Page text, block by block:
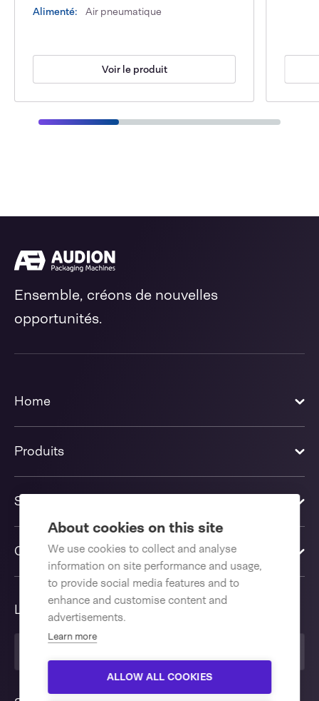
About cookies on this site
We use cookies to collect and analyse
information on site performance and usage,
to provide social media features and to
enhance and customise content and
advertisements.
Learn more
ALLOW ALL COOKIES
Alimenté:
Air pneumatique
Voir le produit
Ensemble, créons de nouvelles
opportunités.
Home
Produits
Solutions
Contactez-nous
Langue